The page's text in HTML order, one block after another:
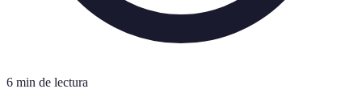
6 min de lectura